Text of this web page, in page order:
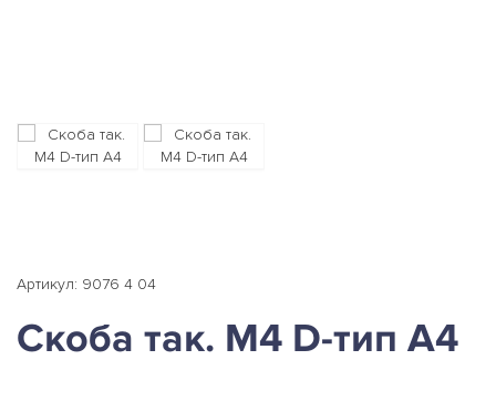
Артикул: 9076 4 04
Скоба так. М4 D-тип A4